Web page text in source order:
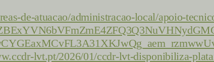
de-atuacao/administracao-local/apoio-
lvt.pt/2026/01/ccdr-lvt-disponibiliza-